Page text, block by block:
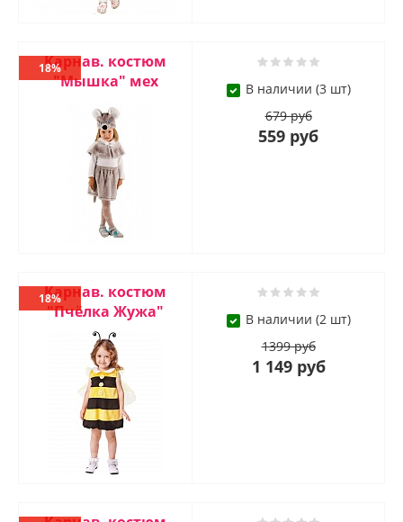
Карнав. костюм
"Мышка" мех
18%
В наличии (3 шт)
679 руб
559 руб
Карнав. костюм
"Пчёлка Жужа"
18%
В наличии (2 шт)
1399 руб
1 149 руб